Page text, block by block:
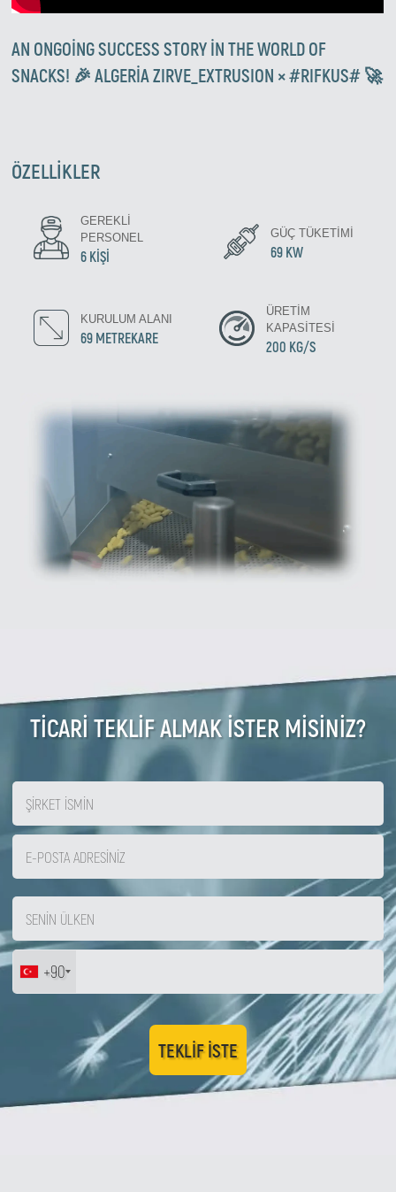
AN ONGOING SUCCESS STORY IN THE WORLD OF
SNACKS! 🎉 ALGERIA ZIRVE_EXTRUSION × #RIFKUS# 🚀
ÖZELLIKLER
GEREKLI
PERSONEL
6 KIŞI
GÜÇ TÜKETIMI
69 KW
KURULUM ALANI
69 METREKARE
ÜRETIM
KAPASITESI
200 KG/S
TİCARİ TEKLİF ALMAK İSTER MİSİNİZ?
+90
TEKLIF ISTE